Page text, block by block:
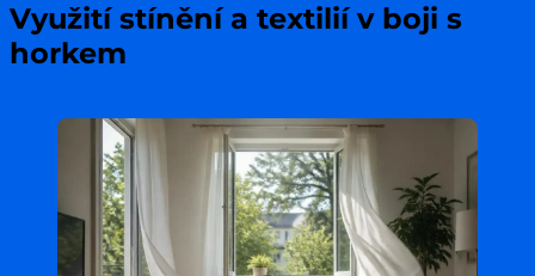
Využití stínění a textilií v boji s
horkem